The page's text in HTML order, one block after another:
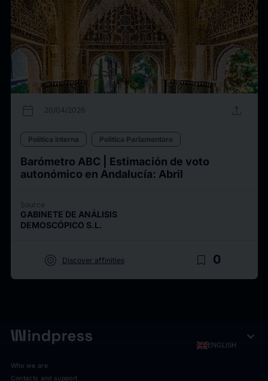
calendar_today 20/04/2026 upload
Politica Interna Politica Parlamentare
Barómetro ABC | Estimación de voto
autonómico en Andalucía: Abril
Source
GABINETE DE ANÁLISIS
DEMOSCÓPICO S.L.
target Discover affinities bookmark_border 0
ENGLISH expand_more
Who we are
Contacts and support